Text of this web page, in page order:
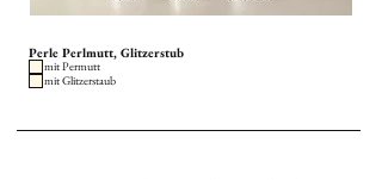
Perle Perlmutt, Glitzerstub
mit Permutt
mit Glitzerstaub